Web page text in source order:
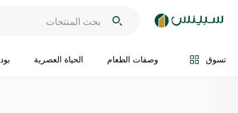
تسوق وصفات الطعام الحياة العصرية
اضف الى السلة